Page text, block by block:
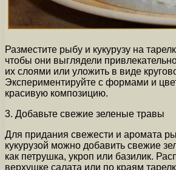
Разместите рыбу и кукурузу на
чтобы они выглядели
их слоями или уложить в виде
Экспериментируйте с формами и
красивую композицию.
3. Добавьте свежие зеленые травы
Для придания свежести и аромата
кукурузой можно добавить свежие
как петрушка, укроп или базилик.
верхушке салата или по краям